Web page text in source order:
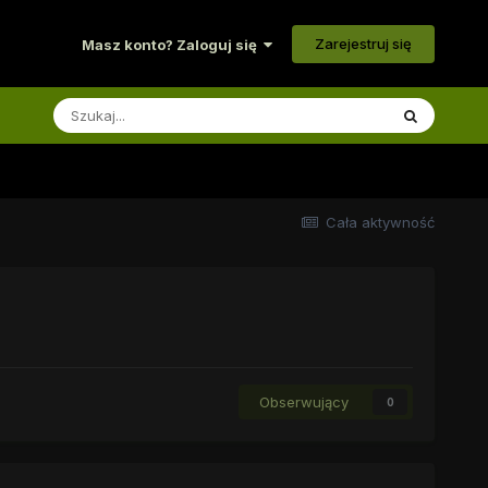
Masz konto? Zaloguj się Zarejestruj się
Cała aktywność
Obserwujący 0